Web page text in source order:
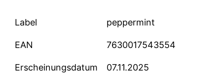
Label peppermint
EAN 7630017543554
Erscheinungsdatum 07.11.2025